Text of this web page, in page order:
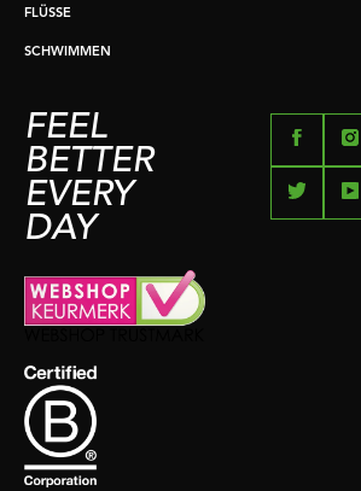
FLÜSSE
SCHWIMMEN
FEEL
BETTER
EVERY
DAY